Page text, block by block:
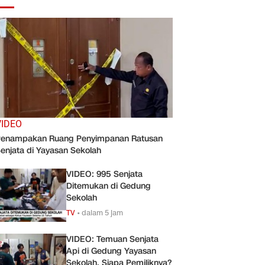
Ruang Penyimpanan Ratusan
di Yayasan Sekolah
VIDEO: 995 Senjata
Ditemukan di Gedung
Sekolah
TV •dalam 5 jam
VIDEO: Temuan Senjata
Api di Gedung Yayasan